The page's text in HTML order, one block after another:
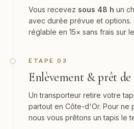
Vous recevez sous 48 h un
avec durée prévue et options.
réglable en 15× sans frais sur
ÉTAPE 03
Enlèvement & prêt de
Un transporteur retire votre
partout en Côte-d'Or. Pour ne
nous vous prêtons un tapis le